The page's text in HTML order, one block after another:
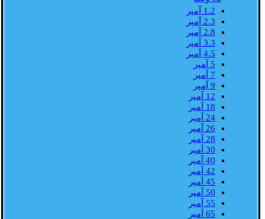
1.2 آمپر
2.3 آمپر
2.8 آمپر
3.3 آمپر
4.5 آمپر
5 آمپر
7 آمپر
9 آمپر
12 آمپر
18 آمپر
24 آمپر
26 آمپر
28 آمپر
30 آمپر
40 آمپر
42 آمپر
45 آمپر
50 آمپر
55 آمپر
65 آمپر